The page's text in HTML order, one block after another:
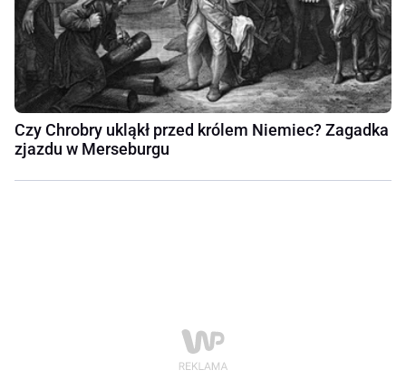
Czy Chrobry ukląkł przed królem Niemiec? Zagadka
zjazdu w Merseburgu